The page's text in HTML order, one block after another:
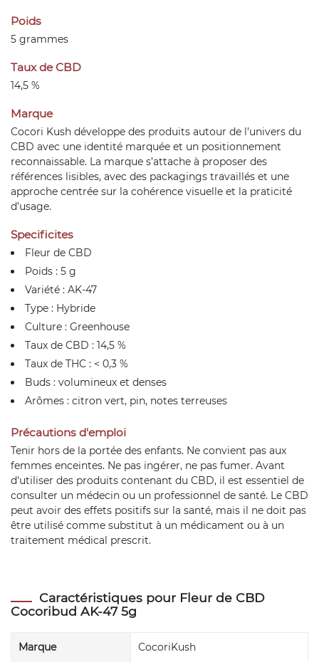
Poids
5 grammes
Taux de CBD
14,5 %
Marque
Cocori Kush développe des produits autour de l’univers du
CBD avec une identité marquée et un positionnement
reconnaissable. La marque s’attache à proposer des
références lisibles, avec des packagings travaillés et une
approche centrée sur la cohérence visuelle et la praticité
d’usage.
Specificites
Fleur de CBD
Poids : 5 g
Variété : AK-47
Type : Hybride
Culture : Greenhouse
Taux de CBD : 14,5 %
Taux de THC : < 0,3 %
Buds : volumineux et denses
Arômes : citron vert, pin, notes terreuses
Précautions d'emploi
Tenir hors de la portée des enfants. Ne convient pas aux
femmes enceintes. Ne pas ingérer, ne pas fumer. Avant
d'utiliser des produits contenant du CBD, il est essentiel de
consulter un médecin ou un professionnel de santé. Le CBD
peut avoir des effets positifs sur la santé, mais il ne doit pas
être utilisé comme substitut à un médicament ou à un
traitement médical prescrit.
Caractéristiques pour Fleur de CBD
Cocoribud AK-47 5g
Marque CocoriKush